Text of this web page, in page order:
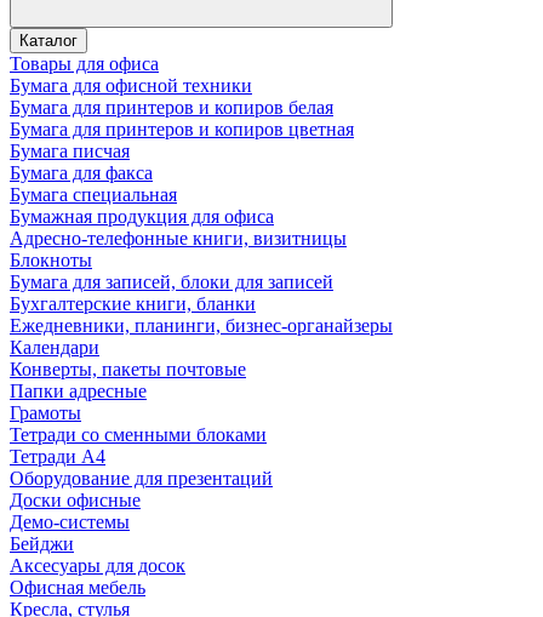
Каталог
Товары для офиса
Бумага для офисной техники
Бумага для принтеров и копиров белая
Бумага для принтеров и копиров цветная
Бумага писчая
Бумага для факса
Бумага специальная
Бумажная продукция для офиса
Адресно-телефонные книги, визитницы
Блокноты
Бумага для записей, блоки для записей
Бухгалтерские книги, бланки
Ежедневники, планинги, бизнес-органайзеры
Календари
Конверты, пакеты почтовые
Папки адресные
Грамоты
Тетради со сменными блоками
Тетради А4
Оборудование для презентаций
Доски офисные
Демо-системы
Бейджи
Аксесуары для досок
Офисная мебель
Кресла, стулья